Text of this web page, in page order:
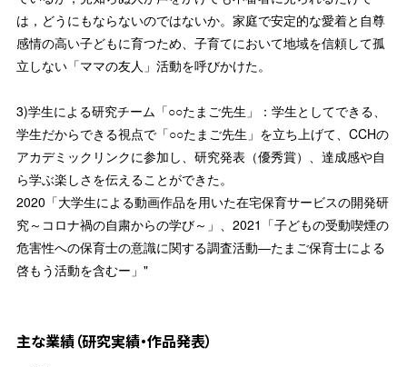
は，どうにもならないのではないか。家庭で安定的な愛着と自尊
感情の高い子どもに育つため、子育てにおいて地域を信頼して孤
立しない「ママの友人」活動を呼びかけた。
3)学生による研究チーム「○○たまご先生」：学生としてできる、
学生だからできる視点で「○○たまご先生」を立ち上げて、CCHの
アカデミックリンクに参加し、研究発表（優秀賞）、達成感や自
ら学ぶ楽しさを伝えることができた。
2020「大学生による動画作品を用いた在宅保育サービスの開発研
究～コロナ禍の自粛からの学び～」、2021「子どもの受動喫煙の
危害性への保育士の意識に関する調査活動―たまご保育士による
啓もう活動を含むー」"
主な業績（研究実績・作品発表）